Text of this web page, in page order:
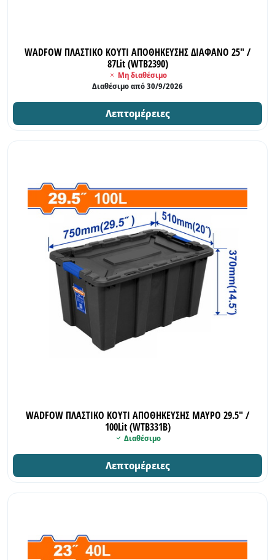
WADFOW ΠΛΑΣΤΙΚΟ ΚΟΥΤΙ ΑΠΟΘΗΚΕΥΣΗΣ ΔΙΑΦΑΝΟ 25" /
87Lit (WTB2390)
Μη διαθέσιμο
Διαθέσιμο από 30/9/2026
Λεπτομέρειες
WADFOW ΠΛΑΣΤΙΚΟ ΚΟΥΤΙ ΑΠΟΘΗΚΕΥΣΗΣ ΜΑΥΡΟ 29.5" /
100Lit (WTB331B)
Διαθέσιμο
Λεπτομέρειες